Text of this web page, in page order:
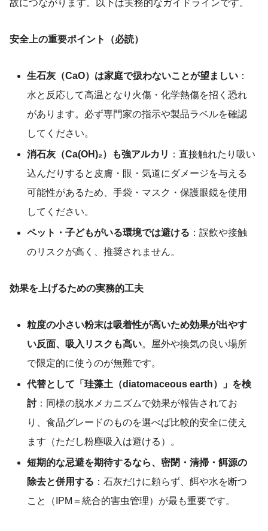
故につながります。以下は実務的なガイドラインです。
安全上の重要ポイント（必読）
生石灰（CaO）は家庭で扱わないことが望ましい ：
水と反応して高温となり火傷・化学熱傷を招く恐れ
があります。必ず専門家の指示や製品ラベルを確認
してください。
消石灰（Ca(OH)₂）も強アルカリ ：直接触れたり吸い
込んだりすると皮膚・眼・気道にダメージを与える
可能性があるため、手袋・マスク・保護眼鏡を使用
してください。
ペット・子どもがいる環境では避ける ：誤飲や接触
のリスクが高く、推奨されません。
効果を上げるための実務的工夫
粒度の小さい粉末は吸着性が高いため効果が出やす
い反面、吸入リスクも高い。屋外や換気の良い場所
で限定的に使うのが無難です。
代替として「珪藻土（diatomaceous earth）」を検
討：同様の脱水メカニズムで効果が報告されてお
り、食品グレードのものを選べば比較的安全に使え
ます（ただし粉塵吸入は避ける）。
短期的な忌避を期待するなら、密閉・清掃・餌源の
除去と併用する ：石灰だけに頼らず、餌や水を断つ
こと（IPM＝統合的害虫管理）が最も重要です。